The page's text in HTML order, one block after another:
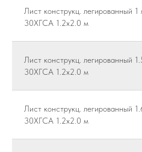
Лист конструкц. легированный 1
30ХГСА 1.2х2.0 м
Лист конструкц. легированный
30ХГСА 1.2х2.0 м
Лист конструкц. легированный
30ХГСА 1.2х2.0 м